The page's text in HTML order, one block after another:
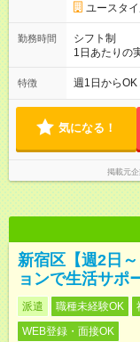
ユースタ
勤務時間
シフト制
1日あたりの
00 ※週1日～OK ／ 夜勤専従 ＊＊ 勤務時間例 ＊＊ ■22時か
ら翌7時 ■23時
ます。 ※曜日
特徴 週1日からOK
気になる！
掲載元企
新宿区【週2日
ョンで生活サポ
派遣 職種未経験OK
WEB登録・面接OK